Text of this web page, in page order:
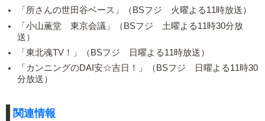
「所さんの世田谷ベース」（BSフジ 火曜よる11時放送）
「小山薫堂 東京会議」（BSフジ 土曜よる11時30分放
送）
「東北魂TV！」（BSフジ 日曜よる11時放送）
「カンニングのDAI安☆吉日！」（BSフジ 日曜よる11時30
分放送）
関連情報